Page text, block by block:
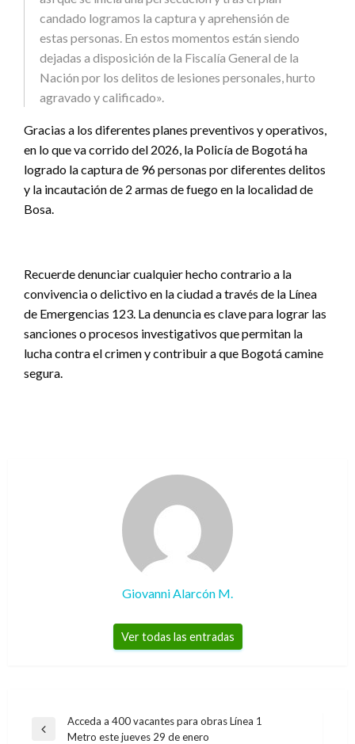
candado logramos la captura y aprehensión de
estas personas. En estos momentos están siendo
dejadas a disposición de la Fiscalía General de la
Nación por los delitos de lesiones personales, hurto
agravado y calificado».
Gracias a los diferentes planes preventivos y operativos,
en lo que va corrido del 2026, la Policía de Bogotá ha
logrado la captura de 96 personas por diferentes delitos
y la incautación de 2 armas de fuego en la localidad de
Bosa.
Recuerde denunciar cualquier hecho contrario a la
convivencia o delictivo en la ciudad a través de la Línea
de Emergencias 123. La denuncia es clave para lograr las
sanciones o procesos investigativos que permitan la
lucha contra el crimen y contribuir a que Bogotá camine
segura.
Giovanni Alarcón M.
Ver todas las entradas
Navegación
Entrada
Acceda a 400 vacantes para obras Línea 1
Metro este jueves 29 de enero